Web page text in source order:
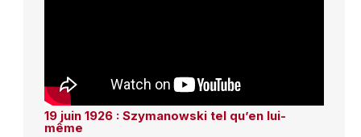
19 juin 1926 : Szymanowski tel qu’en lui-
même